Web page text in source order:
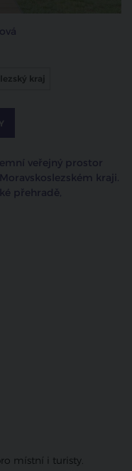
kraj
veřejný prostor
kraji.
přehradě,
místní i turisty.